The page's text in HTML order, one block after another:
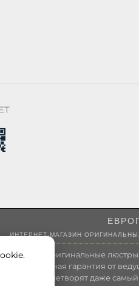
ИНТЕРНЕТ-МАГАЗИН
России оригинальные
Полноценная гарантия от
удовлетворят даже